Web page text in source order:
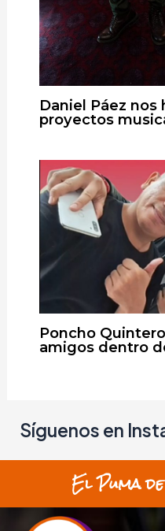
Daniel Páez nos
proyectos
Poncho
amigos dentro
Síguenos en
El Puma